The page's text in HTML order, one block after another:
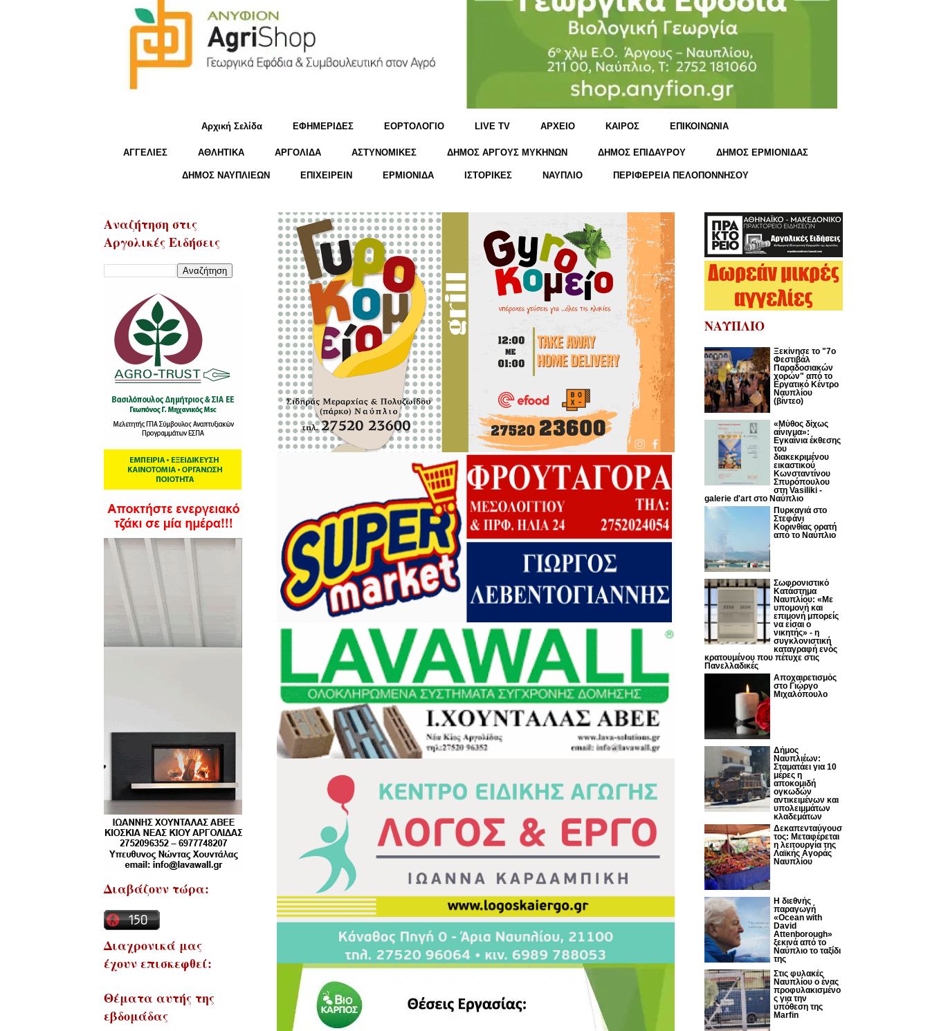
Αρχική Σελίδα ΕΦΗΜΕΡΙΔΕΣ ΕΟΡΤΟΛΟΓΙΟ LIVE TV ΑΡΧΕΙΟ KΑΙΡΟΣ ΕΠΙΚΟΙΝΩΝΙΑ
ΑΓΓΕΛΙΕΣ ΑΘΛΗΤΙΚΑ ΑΡΓΟΛΙΔΑ ΑΣΤΥΝΟΜΙΚΕΣ ΔΗΜΟΣ ΑΡΓΟΥΣ ΜΥΚΗΝΩΝ ΔΗΜΟΣ ΕΠΙΔΑΥΡΟΥ ΔΗΜΟΣ ΕΡΜΙΟΝΙΔΑΣ
ΔΗΜΟΣ ΝΑΥΠΛΙΕΩΝ ΕΠΙΧΕΙΡΕΙΝ ΕΡΜΙΟΝΙΔΑ ΙΣΤΟΡΙΚΕΣ ΝΑΥΠΛΙΟ ΠΕΡΙΦΕΡΕΙΑ ΠΕΛΟΠΟΝΝΗΣΟΥ
Αναζήτηση στις
Αργολικές Ειδήσεις
Διαβάζουν τώρα:
Διαχρονικά μας
έχουν επισκεφθεί:
Θέματα αυτής της
εβδομάδας
ΝΑΥΠΛΙΟ
Ξεκίνησε το "7ο
Φεστιβάλ
Παραδοσιακών
χορών" από το
Εργατικό Κέντρο
Ναυπλίου
(βίντεο)
«Μύθος δίχως
αίνιγμα»:
Εγκαίνια έκθεσης
του
διακεκριμένου
εικαστικού
Κωνσταντίνου
Σπυρόπουλου
στη Vasiliki -
galerie d'art στο Ναύπλιο
Πυρκαγιά στο
Στεφάνι
Κορινθίας ορατή
από το Ναύπλιο
Σωφρονιστικό
Κατάστημα
Ναυπλίου: «Με
υπομονή και
επιμονή μπορείς
να είσαι ο
νικητής» - η
συγκλονιστική
καταγραφή ενός
κρατουμένου που πέτυχε στις
Πανελλαδικές
Αποχαιρετισμός
στο Γιώργο
Μιχαλόπουλο
Δήμος
Ναυπλιέων:
Σταματάει για 10
μέρες η
αποκομιδή
ογκωδών
αντικειμένων και
υπολειμμάτων
κλαδεμάτων
Δεκαπενταύγουσ
τος: Μεταφέρεται
η λειτουργία της
Λαϊκής Αγοράς
Ναυπλίου
Η διεθνής
παραγωγή
«Ocean with
David
Attenborough»
ξεκινά από το
Ναύπλιο το ταξίδι
της
Στις φυλακές
Ναυπλίου ο ένας
προφυλακισμένο
ς για την
υπόθεση της
Marfin